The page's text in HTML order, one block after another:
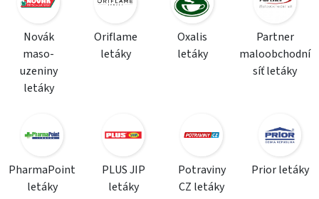
Novák
maso-
uzeniny
letáky
Oriflame
letáky
Oxalis
letáky
Partner
maloobchodní
síť letáky
PharmaPoint
letáky
PLUS JIP
letáky
Potraviny
CZ letáky
Prior letáky